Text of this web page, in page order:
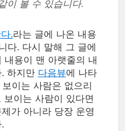
이 볼 수 있습니다.
.라는 글에 나온 내용
다. 다시 말해 그 글에
내용이 맨 아랫줄의 내
하지만 다음뷰에 나타
이는 사람은 없으리
보이는 사람이 있다면
가 아니라 당장 운영